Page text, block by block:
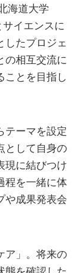
海道大学
イエンスに
したプロジェ
の相互交流に
ことを目指し
テーマを設定
として自身の
現に結びつけ
程を一緒に体
や成果発表会
ア」。将来の